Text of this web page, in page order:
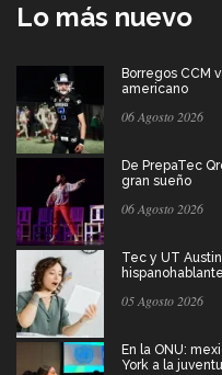
Lo más nuevo
Borregos CCM
americano
06 Agosto 2026
De PrepaTec
gran sueño
06 Agosto 2026
Tec y UT
05 Agosto 2026
En la ONU:
York a la